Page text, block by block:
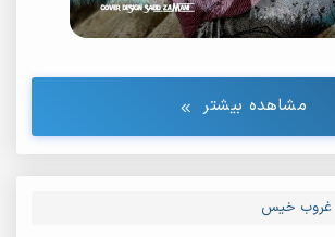
مشاهده بیشتر
غروب خیس